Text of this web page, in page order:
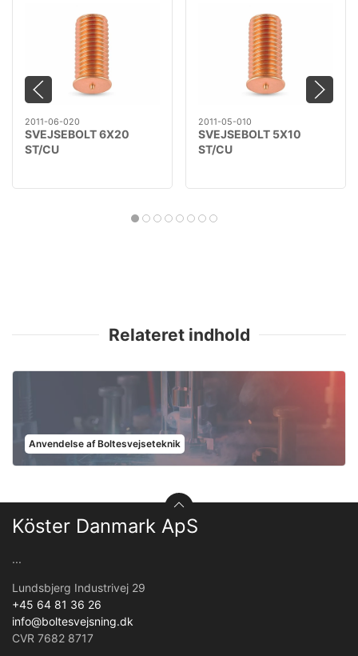
2011-06-020
SVEJSEBOLT 6X20
ST/CU
2011-05-010
SVEJSEBOLT 5X10
ST/CU
Relateret indhold
Anvendelse af Boltesvejseteknik
Köster Danmark ApS
...
Lundsbjerg Industrivej 29
+45 64 81 36 26
info@boltesvejsning.dk
CVR 7682 8717